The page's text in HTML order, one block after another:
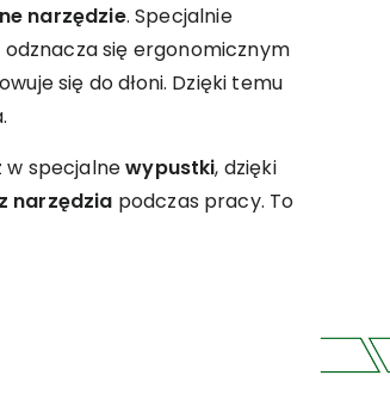
narzędzie. Specjalnie
odznacza się ergonomicznym
się do dłoni. Dzięki temu
w specjalnewypustki, dzięki
narzędzia podczas pracy. To